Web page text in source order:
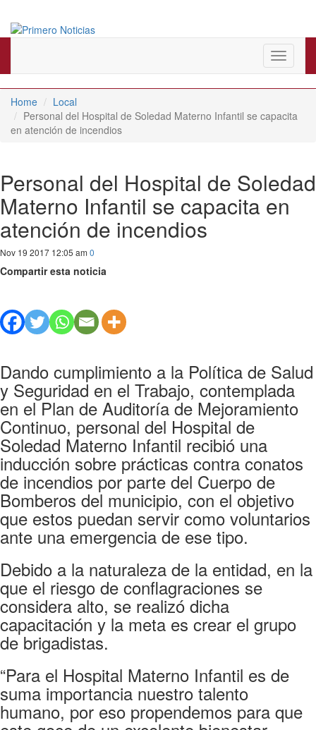
Primero Noticias
Toggle
Home
Local
Personal del Hospital de Soledad Materno Infantil se capacita
en atención de incendios
Personal del Hospital de Soledad
Materno Infantil se capacita en
atención de incendios
Nov 19 2017 12:05 am 0
Compartir esta noticia
Dando cumplimiento a la Política de Salud
y Seguridad en el Trabajo, contemplada
en el Plan de Auditoría de Mejoramiento
Continuo, personal del Hospital de
Soledad Materno Infantil recibió una
inducción sobre prácticas contra conatos
de incendios por parte del Cuerpo de
Bomberos del municipio, con el objetivo
que estos puedan servir como voluntarios
ante una emergencia de ese tipo.
Debido a la naturaleza de la entidad, en la
que el riesgo de conflagraciones se
considera alto, se realizó dicha
capacitación y la meta es crear el grupo
de brigadistas.
“Para el Hospital Materno Infantil es de
suma importancia nuestro talento
humano, por eso propendemos para que